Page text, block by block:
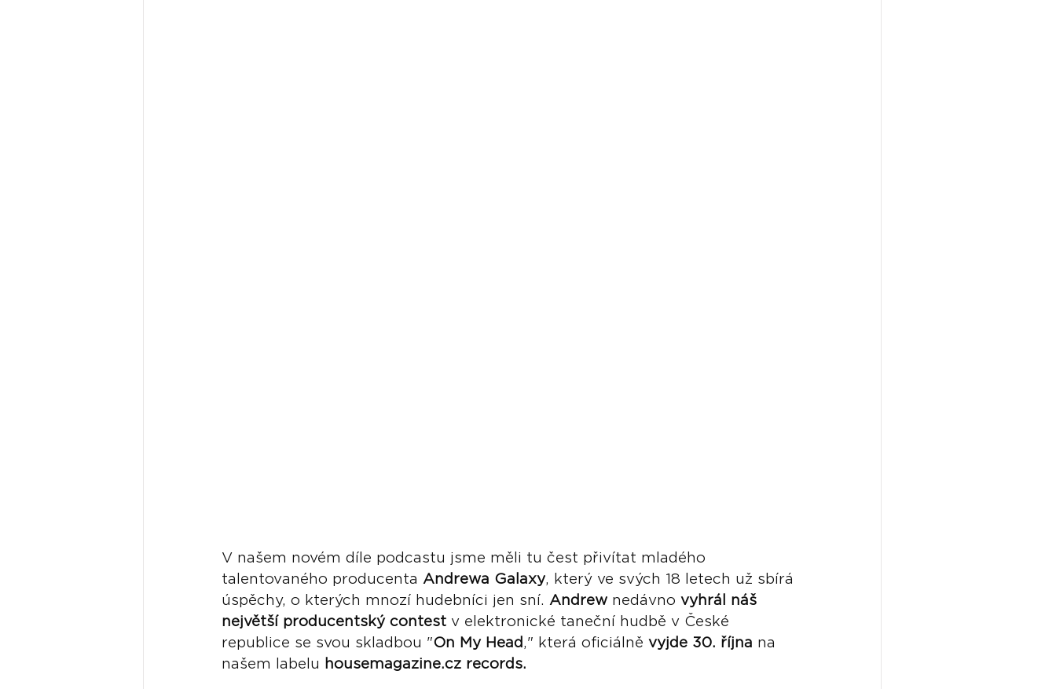
V našem novém díle podcastu jsme měli tu čest přivítat mladého
talentovaného producenta Andrewa Galaxy, který ve svých 18 letech už sbírá
úspěchy, o kterých mnozí hudebníci jen sní. Andrew nedávno vyhrál náš
největší producentský contest v elektronické taneční hudbě v České
republice se svou skladbou "On My Head," která oficiálně vyjde 30. října na
našem labelu housemagazine.cz records.